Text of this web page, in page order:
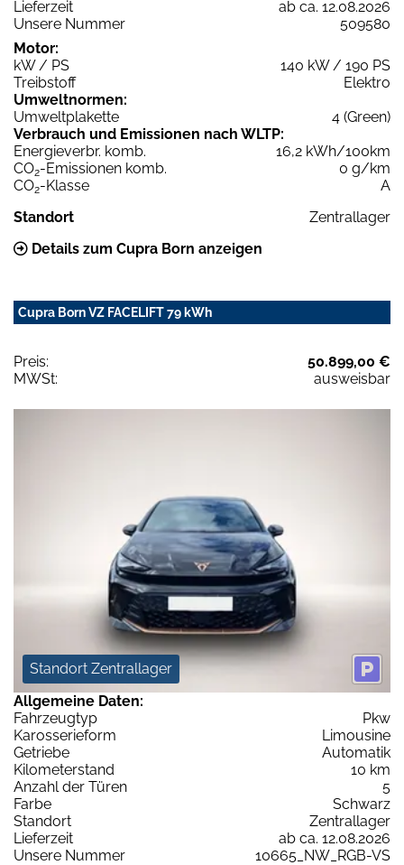
Lieferzeit
ab ca. 12.08.2026
Unsere Nummer
509580
Motor:
kW / PS
140 kW / 190 PS
Treibstoff
Elektro
Umweltnormen:
Umweltplakette
4 (Green)
Verbrauch und Emissionen nach WLTP:
Energieverbr. komb.
16,2 kWh/100km
CO2-Emissionen komb.
0 g/km
CO2-Klasse
A
Standort
Zentrallager
Details zum Cupra Born anzeigen
Cupra Born VZ FACELIFT 79 kWh
Preis:
50.899,00 €
MWSt:
ausweisbar
Standort Zentrallager
Allgemeine Daten:
Fahrzeugtyp
Pkw
Karosserieform
Limousine
Getriebe
Automatik
Kilometerstand
10 km
Anzahl der Türen
5
Farbe
Schwarz
Standort
Zentrallager
Lieferzeit
ab ca. 12.08.2026
Unsere Nummer
10665_NW_RGB-VS